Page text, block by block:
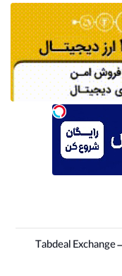
نقد و بررسی صرافی تبدیل – Tabdeal Exchange